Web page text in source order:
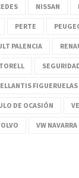
NISSAN
PERTE
PALENCIA
FIGUERUELAS
DE OCASIÓN
VW NAVARRA